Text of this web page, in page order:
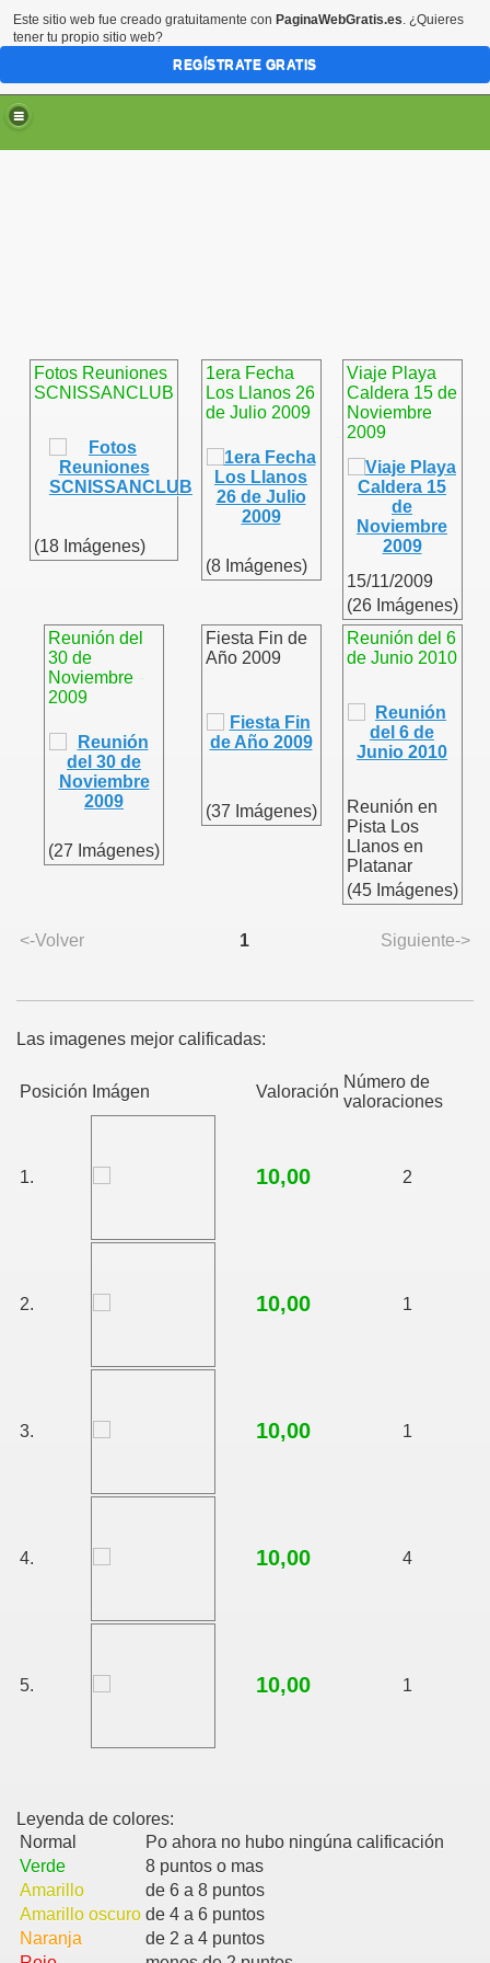
Fotos Reuniones
SCNISSANCLUB
(18 Imágenes)
1era Fecha
Los Llanos 26
de Julio 2009
(8 Imágenes)
Viaje Playa
Caldera 15 de
Noviembre
2009
15/11/2009
(26 Imágenes)
Reunión del
30 de
Noviembre
2009
(27 Imágenes)
Fiesta Fin de
Año 2009
(37 Imágenes)
Reunión del 6
de Junio 2010
Reunión en
Pista Los
Llanos en
Platanar
(45 Imágenes)
<-Volver 1 Siguiente->
Las imagenes mejor calificadas:
Posición Imágen Valoración
Número de
valoraciones
1. 10,00 2
2. 10,00 1
3. 10,00 1
4. 10,00 4
5. 10,00 1
Leyenda de colores:
Normal
Po ahora no hubo ningúna calificación
Verde
8 puntos o mas
Amarillo
de 6 a 8 puntos
Amarillo oscuro de 4 a 6 puntos
Naranja
de 2 a 4 puntos
Este sitio web fue creado gratuitamente con PaginaWebGratis.es. ¿Quieres
tener tu propio sitio web?
REGÍSTRATE GRATIS